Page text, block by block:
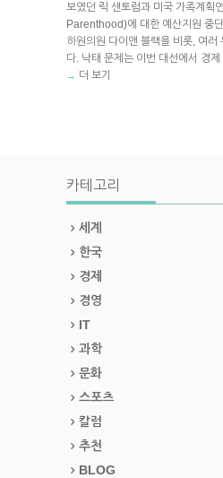
보였던 릭 샌토럼과 미국 가족계획
Parenthood)에 대한 예산지원 중
하원의원 다이앤 블랙을 비롯, 여러
다. 낙태 문제는 이번 대선에서 경
→ 더 보기
카테고리
세계
한국
경제
경영
IT
과학
문화
스포츠
칼럼
추천
BLOG